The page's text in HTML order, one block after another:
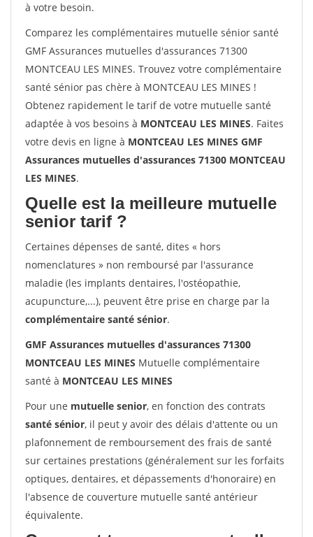
à votre besoin.
Comparez les complémentaires mutuelle sénior santé
GMF Assurances mutuelles d'assurances 71300
MONTCEAU LES MINES. Trouvez votre complémentaire
santé sénior pas chère à MONTCEAU LES MINES !
Obtenez rapidement le tarif de votre mutuelle santé
adaptée à vos besoins à MONTCEAU LES MINES. Faites
votre devis en ligne à MONTCEAU LES MINES GMF
Assurances mutuelles d'assurances 71300 MONTCEAU
LES MINES.
Quelle est la meilleure mutuelle
senior tarif ?
Certaines dépenses de santé, dites « hors
nomenclatures » non remboursé par l'assurance
maladie (les implants dentaires, l'ostéopathie,
acupuncture,...), peuvent être prise en charge par la
complémentaire santé sénior.
GMF Assurances mutuelles d'assurances 71300
MONTCEAU LES MINES Mutuelle complémentaire
santé à MONTCEAU LES MINES
Pour une mutuelle senior, en fonction des contrats
santé sénior, il peut y avoir des délais d'attente ou un
plafonnement de remboursement des frais de santé
sur certaines prestations (généralement sur les forfaits
optiques, dentaires, et dépassements d'honoraire) en
l'absence de couverture mutuelle santé antérieur
équivalente.